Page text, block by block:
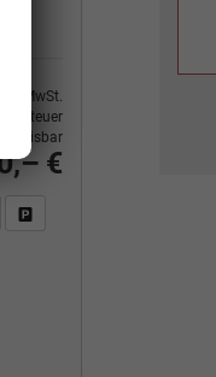
€
19% MwSt.
Sie anFahrzeugexposé drucken